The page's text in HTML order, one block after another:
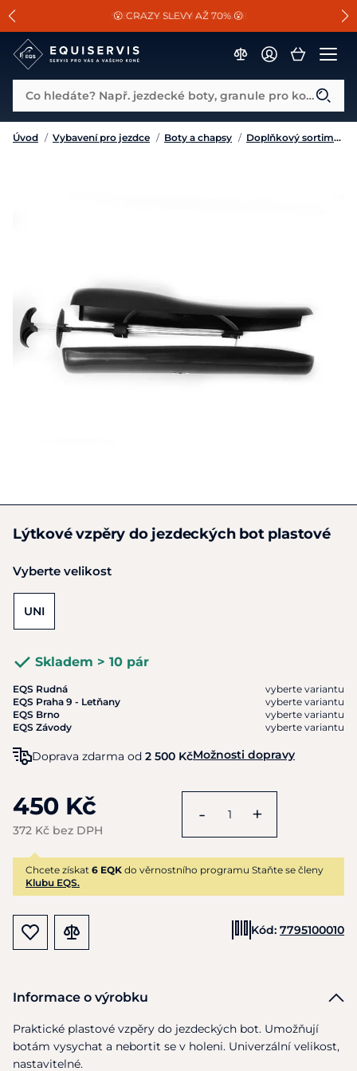
SLEVA 13% na vše od Cassini!
😮 CRAZY SLEVY AŽ 70% 😮
📐Pasování a doplňky k vybraným sedlům ZDARMA 🐴
Co hledáte? Např. jezdecké boty, granule pro koně...
Úvod / Vybavení pro jezdce / Boty a chapsy / Doplňkový sortiment k obuvi
Lýtkové vzpěry do jezdeckých bot plastové
Vyberte velikost
UNI
Skladem > 10 pár
EQS Rudná
vyberte variantu
EQS Praha 9 - Letňany
vyberte variantu
EQS Brno
vyberte variantu
EQS Závody
vyberte variantu
Doprava zdarma od 2 500 KčMožnosti dopravy
450 Kč
372 Kč bez DPH
- +
Chcete získat 6 EQK do věrnostního programu Staňte se členy
Klubu EQS.
Kód: 7795100010
Informace o výrobku
Praktické plastové vzpěry do jezdeckých bot. Umožňují
botám vysychat a nebortit se v holeni. Univerzální velikost,
nastavitelné.